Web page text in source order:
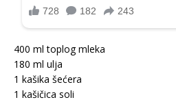
400 ml toplog mleka
180 ml ulja
1 kašika šećera
1 kašičica soli